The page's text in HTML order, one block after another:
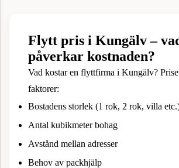
Flytt pris i Kungälv –
påverkar kostnaden?
Vad kostar en flyttfirma i Kungälv?
faktorer:
Bostadens storlek (1 rok, 2 rok, villa
Antal kubikmeter bohag
Avstånd mellan adresser
Behov av packhjälp